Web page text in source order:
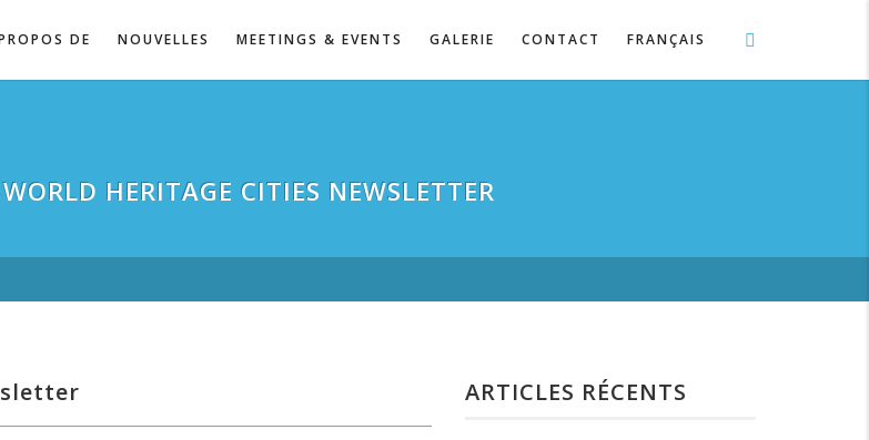
DE NOUVELLES MEETINGS & EVENTS GALERIE CONTACT FRANÇAIS
HERITAGE CITIES NEWSLETTER
ARTICLES RÉCENTS